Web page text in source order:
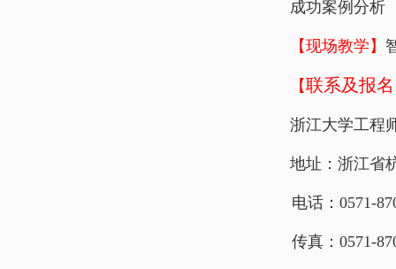
成功案例分析
【现场教学】
【联系及报名
浙江大学工程
地址：浙江省
电话：0571-
传真：0571-